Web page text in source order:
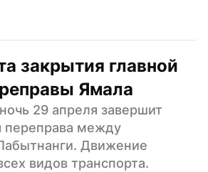
закрытия главной
Ямала
29 апреля завершит
переправа между
Движение
видов транспорта.